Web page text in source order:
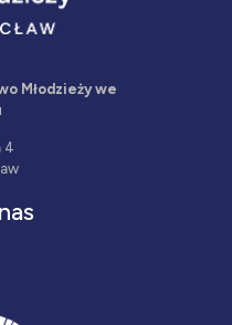
Młodzieży we
4